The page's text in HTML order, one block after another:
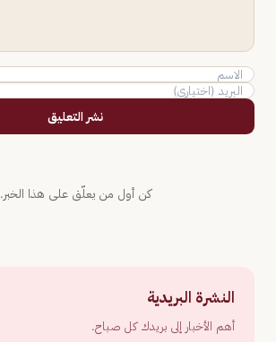
نشر التعليق
كن أول من يعلّق على هذا الخبر.
النشرة البريدية
أهم الأخبار إلى بريدك كل صباح.